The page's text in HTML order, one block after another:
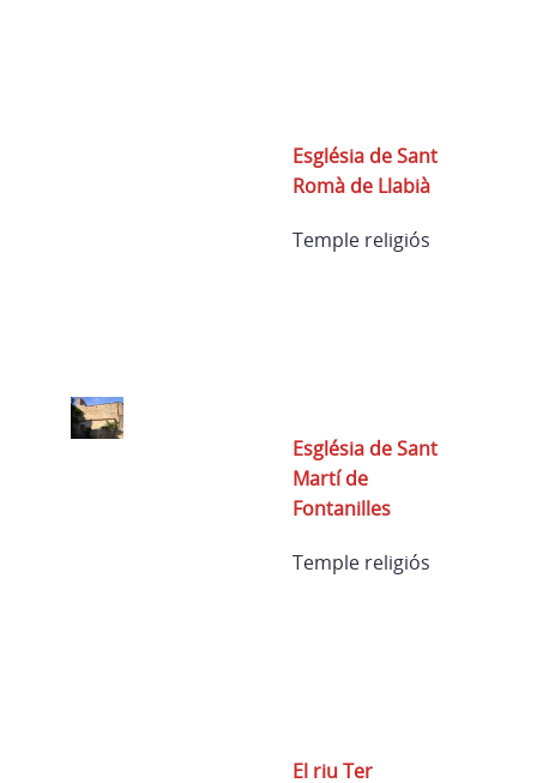
Església de Sant
Romà de Llabià
Temple religiós
Església de Sant
Martí de
Fontanilles
Temple religiós
El riu Ter